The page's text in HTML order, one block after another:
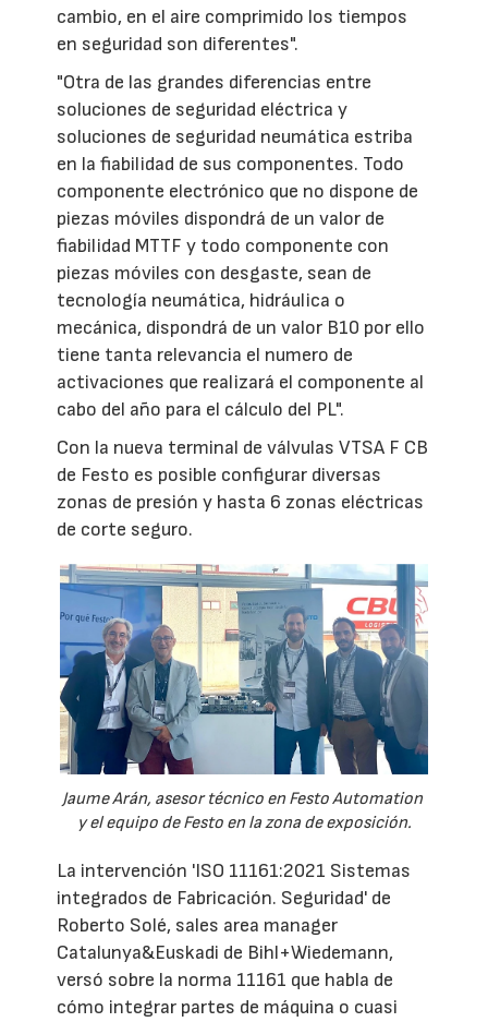
cambio, en el aire comprimido los tiempos
en seguridad son diferentes".
"Otra de las grandes diferencias entre
soluciones de seguridad eléctrica y
soluciones de seguridad neumática estriba
en la fiabilidad de sus componentes. Todo
componente electrónico que no dispone de
piezas móviles dispondrá de un valor de
fiabilidad MTTF y todo componente con
piezas móviles con desgaste, sean de
tecnología neumática, hidráulica o
mecánica, dispondrá de un valor B10 por ello
tiene tanta relevancia el numero de
activaciones que realizará el componente al
cabo del año para el cálculo del PL".
Con la nueva terminal de válvulas VTSA F CB
de Festo es posible configurar diversas
zonas de presión y hasta 6 zonas eléctricas
de corte seguro.
Jaume Arán, asesor técnico en Festo Automation
y el equipo de Festo en la zona de exposición.
La intervención 'ISO 11161:2021 Sistemas
integrados de Fabricación. Seguridad' de
Roberto Solé, sales area manager
Catalunya&Euskadi de Bihl+Wiedemann,
versó sobre la norma 11161 que habla de
cómo integrar partes de máquina o cuasi